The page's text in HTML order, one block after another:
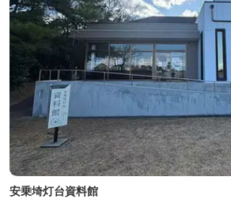
安乗埼灯台資料館